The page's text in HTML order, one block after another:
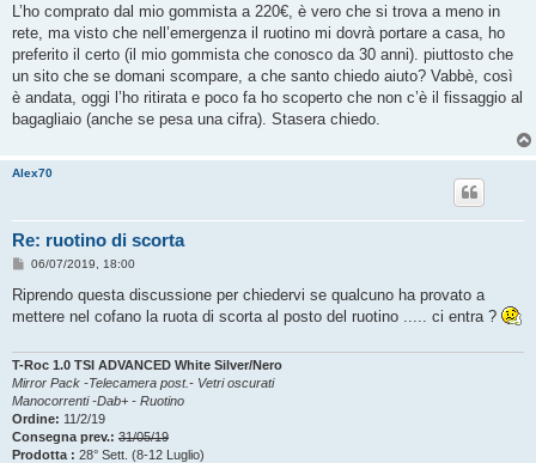
s
a
g
i
o
L’ho comprato dal mio gommista a 220€, è vero che si trova a meno in
rete, ma visto che nell’emergenza il ruotino mi dovrà portare a casa, ho
preferito il certo (il mio gommista che conosco da 30 anni). piuttosto che
un sito che se domani scompare, a che santo chiedo aiuto? Vabbè, così
è andata, oggi l’ho ritirata e poco fa ho scoperto che non c’è il fissaggio al
bagagliaio (anche se pesa una cifra). Stasera chiedo.
Alex70
Re: ruotino di scorta
M
s
s
a
i
o
06/07/2019, 18:00
Riprendo questa discussione per chiedervi se qualcuno ha provato a
mettere nel cofano la ruota di scorta al posto del ruotino ..... ci entra ?
T-Roc 1.0 TSI ADVANCED White Silver/Nero
Mirror Pack -Telecamera post.- Vetri oscurati
Manocorrenti -Dab+ - Ruotino
Ordine: 11/2/19
Consegna prev.: 31/05/19
Prodotta : 28° Sett. (8-12 Luglio)